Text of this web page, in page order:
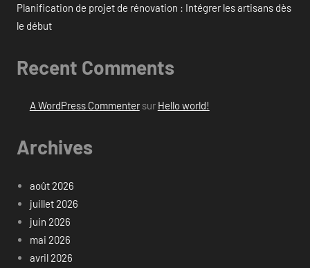
Planification de projet de rénovation : Intégrer les artisans dès
le début
Recent Comments
A WordPress Commentersur Hello world!
Archives
août 2026
juillet 2026
juin 2026
mai 2026
avril 2026